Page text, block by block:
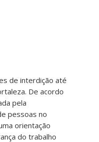
de interdição até
De acordo
pela
pessoas no
orientação
do trabalho